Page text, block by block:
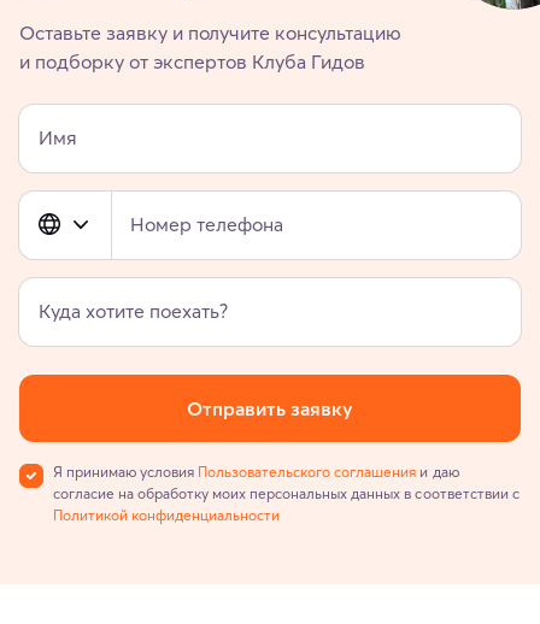
Оставьте заявку и получите консультацию
и подборку от экспертов Клуба Гидов
Имя
Номер телефона
Куда хотите поехать?
Отправить заявку
Я принимаю условия Пользовательского соглашения и даю
согласие на обработку моих персональных данных в соответствии с
Политикой конфиденциальности